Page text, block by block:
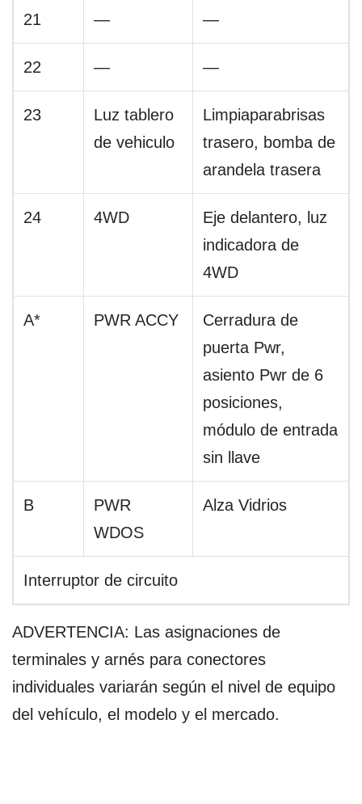
21 — —
22 — —
23
Luz tablero
de vehiculo
Limpiaparabrisas
trasero, bomba de
arandela trasera
24 4WD
Eje delantero, luz
indicadora de
4WD
A* PWR ACCY
Cerradura de
puerta Pwr,
asiento Pwr de 6
posiciones,
módulo de entrada
sin llave
B
PWR
WDOS
Alza Vidrios
Interruptor de circuito
ADVERTENCIA: Las asignaciones de
terminales y arnés para conectores
individuales variarán según el nivel de equipo
del vehículo, el modelo y el mercado.